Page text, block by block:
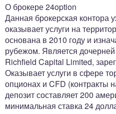
О брокере 24option
Данная брокерская контора
оказывает услуги на
основана в 2010 году и
рубежом. Является
Richfield Capital Limited,
Оказывает услуги в сфере
опционах и CFD (контракты
депозит составляет 200
минимальная ставка 24